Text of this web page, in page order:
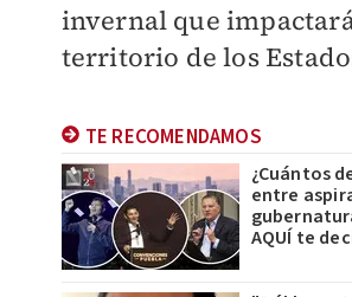
invernal que
territorio de los
TE RECOMENDAMOS
¿Cuántos
entre
AQUÍ te